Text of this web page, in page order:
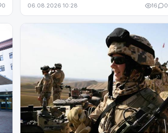
0
normatīvā regulējuma nepilnībām, kas rada
06.08.2026 10:28 16 0